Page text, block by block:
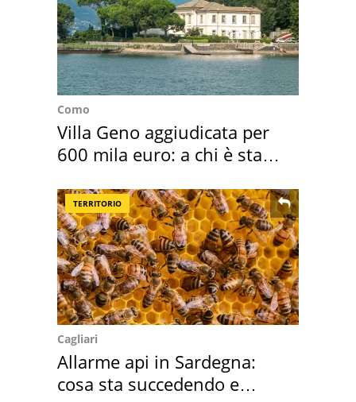
Como
Villa Geno aggiudicata per
600 mila euro: a chi è stata
TERRITORIO
Cagliari
Allarme api in Sardegna:
cosa sta succedendo e